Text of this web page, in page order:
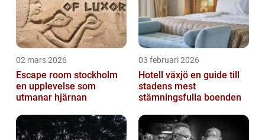
02 mars 2026
Escape room stockholm
en upplevelse som
utmanar hjärnan
03 februari 2026
Hotell växjö en guide till
stadens mest
stämningsfulla boenden